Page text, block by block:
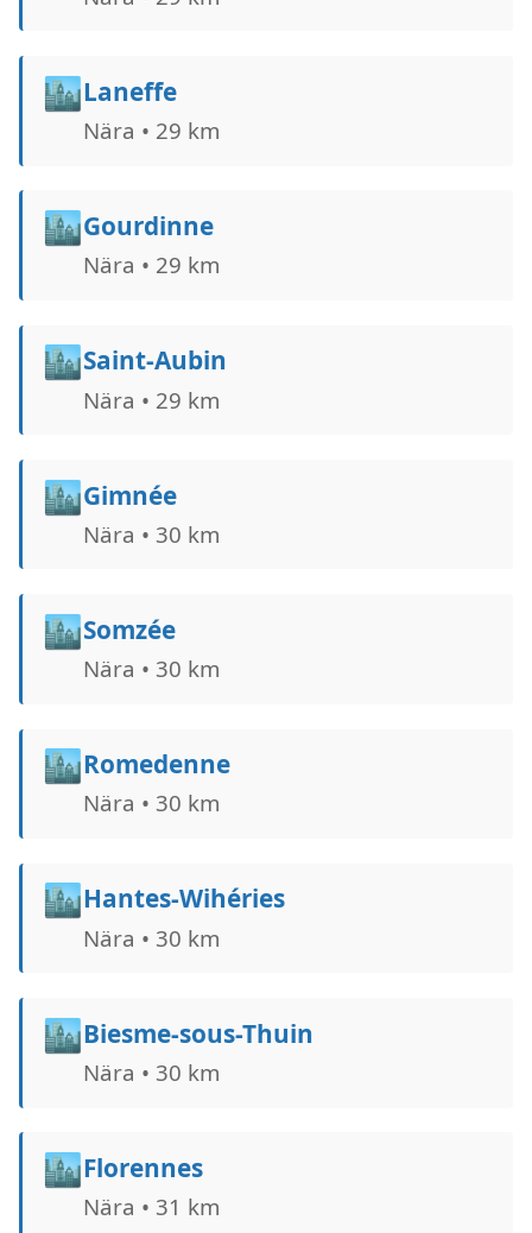
🏙️Laneffe
Nära • 29 km
🏙️Gourdinne
Nära • 29 km
🏙️Saint-Aubin
Nära • 29 km
🏙️Gimnée
Nära • 30 km
🏙️Somzée
Nära • 30 km
🏙️Romedenne
Nära • 30 km
🏙️Hantes-Wihéries
Nära • 30 km
🏙️Biesme-sous-Thuin
Nära • 30 km
🏙️Florennes
Nära • 31 km